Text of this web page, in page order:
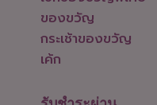
ของขวัญ
กระเช้าของขวัญ
เค้ก